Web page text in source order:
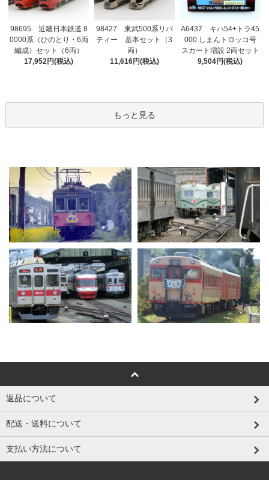
98695 近畿日本鉄道 8
0000系（ひのとり・6両
編成）セット（6両）
17,952円(税込)
98427 東武500系リバ
ティー 基本セット（3
両）
11,616円(税込)
A6437 キハ54+トラ45
000 しまんトロッコ号
スカート増設 2両セット
9,504円(税込)
もっと見る
返品について
配送・送料について
支払い方法について